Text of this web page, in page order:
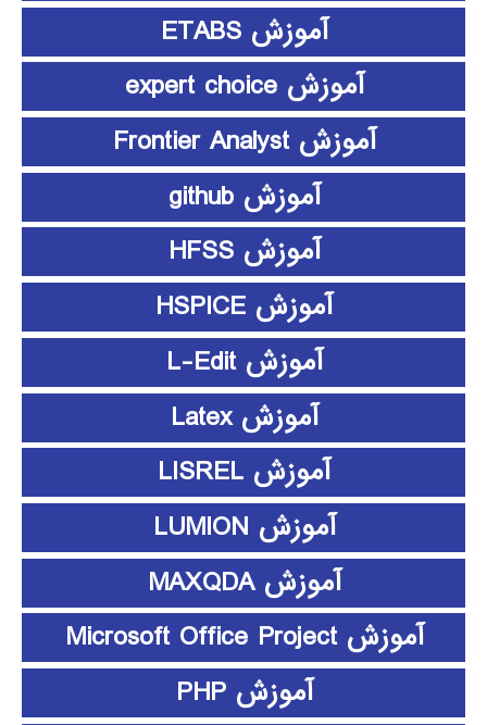
آموزش ETABS
آموزش expert choice
آموزش Frontier Analyst
آموزش github
آموزش HFSS
آموزش HSPICE
آموزش L-Edit
آموزش Latex
آموزش LISREL
آموزش LUMION
آموزش MAXQDA
آموزش Microsoft Office Project
آموزش PHP